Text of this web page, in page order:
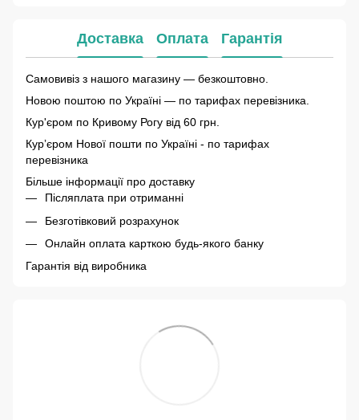
Доставка Оплата Гарантія
Самовивіз з нашого магазину — безкоштовно.
Новою поштою по Україні — по тарифах перевізника.
Кур'єром по Кривому Рогу від 60 грн.
Курʼєром Нової пошти по Україні - по тарифах
перевізника
Більше інформації про доставку
Післяплата при отриманні
Безготівковий розрахунок
Онлайн оплата карткою будь-якого банку
Гарантія від виробника